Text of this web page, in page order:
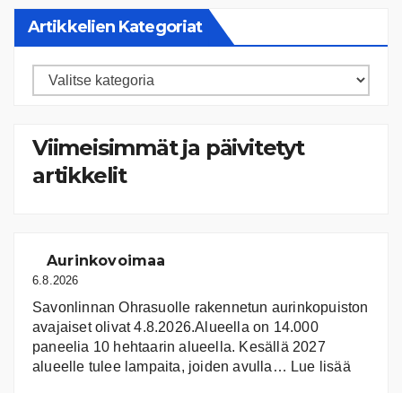
Artikkelien Kategoriat
Artikkelien
Viimeisimmät ja päivitetyt
artikkelit
Aurinkovoimaa
6.8.2026
Savonlinnan Ohrasuolle rakennetun aurinkopuiston
avajaiset olivat 4.8.2026.Alueella on 14.000
paneelia 10 hehtaarin alueella. Kesällä 2027
alueelle tulee lampaita, joiden avulla… Lue lisää: